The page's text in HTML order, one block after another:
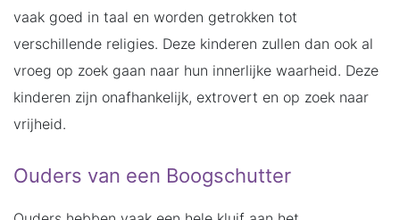
vaak goed in taal en worden getrokken tot
verschillende religies. Deze kinderen zullen dan ook al
vroeg op zoek gaan naar hun innerlijke waarheid. Deze
kinderen zijn onafhankelijk, extrovert en op zoek naar
vrijheid.
Ouders van een Boogschutter